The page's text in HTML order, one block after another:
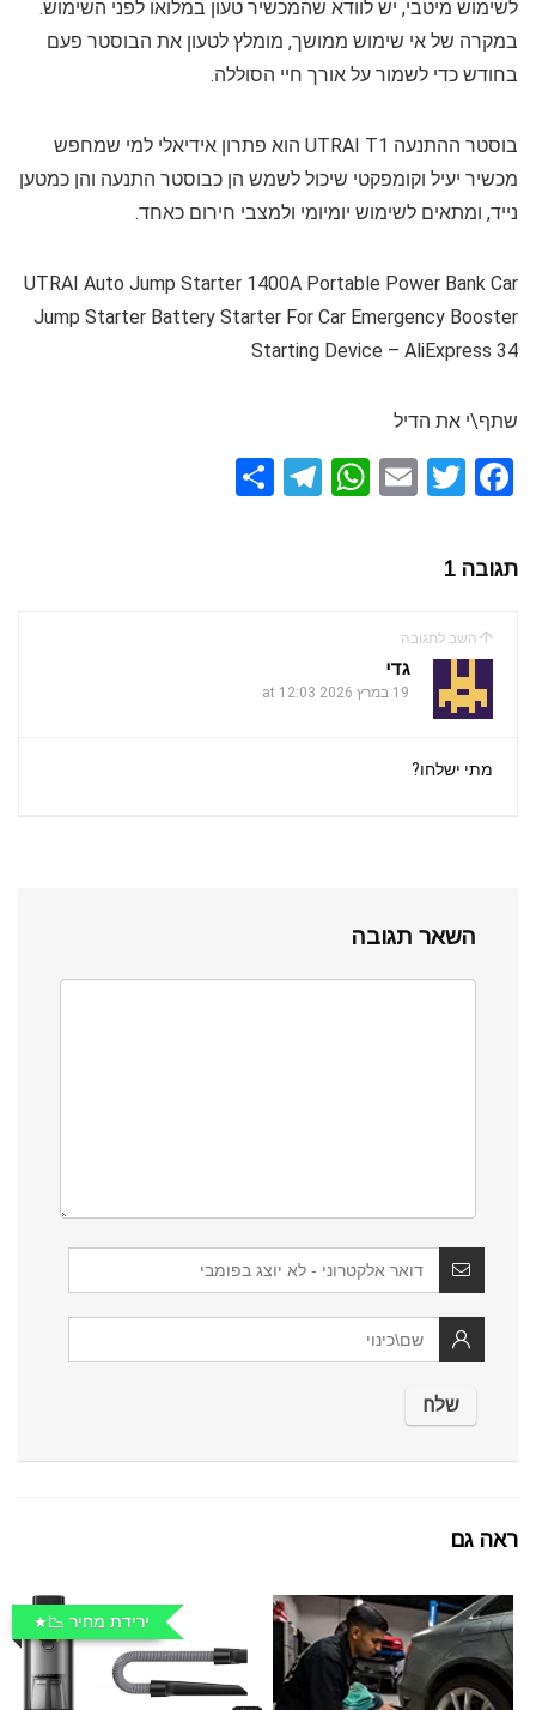
לשימוש מיטבי, יש לוודא שהמכשיר טעון במלואו לפני השימוש.
במקרה של אי שימוש ממושך, מומלץ לטעון את הבוסטר פעם
בחודש כדי לשמור על אורך חיי הסוללה.
בוסטר ההתנעה UTRAI T1 הוא פתרון אידיאלי למי שמחפש
מכשיר יעיל וקומפקטי שיכול לשמש הן כבוסטר התנעה והן כמטען
נייד, ומתאים לשימוש יומיומי ולמצבי חירום כאחד.
UTRAI Auto Jump Starter 1400A Portable Power Bank Car
Jump Starter Battery Starter For Car Emergency Booster
Starting Device – AliExpress 34
שתף\י את הדיל
F
ce
b
o
o
k
T
E
W
p
T
תגובה 1
השב לתגובה
גדי
19 במרץ 2026 at 12:03
מתי ישלחו?
השאר תגובה
ראה גם
ירידת מחיר 📉